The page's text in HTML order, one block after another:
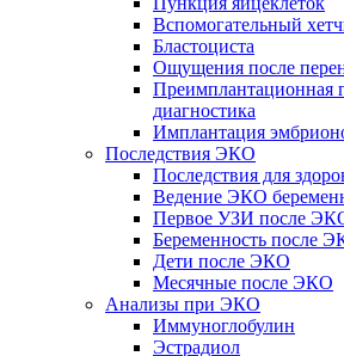
Вспомогательный
Бластоциста
Ощущения после
Преимплантационная
диагностика
Имплантация
Последствия ЭКО
Последствия для
Ведение ЭКО
Первое УЗИ после
Беременность после
Дети после ЭКО
Месячные после ЭКО
Анализы при ЭКО
Иммуноглобулин
Эстрадиол